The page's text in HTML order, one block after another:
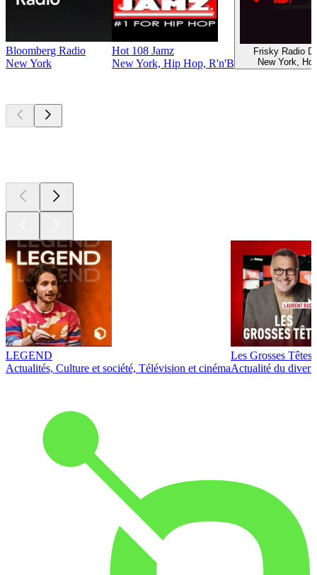
Bloomberg Radio
New York
Hot 108 Jamz
New York, Hip Hop, R'n'B
Frisky Radio
New York,
LEGEND
Actualités, Culture et société, Télévision et cinéma
Les Grosses Têtes
Actualité du